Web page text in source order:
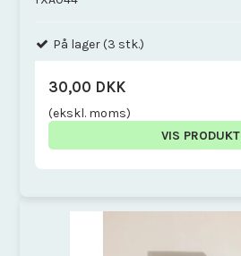
På lager (3 stk.)
30,00 DKK
(ekskl. moms)
VIS PRODUKT